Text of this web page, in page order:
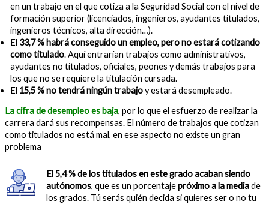
en un trabajo en el que cotiza a la Seguridad Social con el nivel de
formación superior (licenciados, ingenieros, ayudantes titulados,
ingenieros técnicos, alta dirección…).
El 33,7 % habrá conseguido un empleo, pero no estará cotizando
como titulado. Aquí entrarían trabajos como administrativos,
ayudantes no titulados, oficiales, peones y demás trabajos para
los que no se requiere la titulación cursada.
El 15,5 % no tendrá ningún trabajoy estará desempleado.
La cifra de desempleo es baja, por lo que el esfuerzo de realizar la
carrera dará sus recompensas. El número de trabajos que cotizan
como titulados no está mal, en ese aspecto no existe un gran
problema
El 5,4 % de los titulados en este grado acaban siendo
autónomos, que es un porcentajepróximo a la mediade
los grados. Tú serás quién decida si quieres ser o no tu